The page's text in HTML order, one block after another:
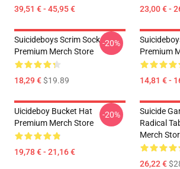
39,51 € - 45,95 € 23,00 € -
Suicideboys Scrim Sock
Premium Merch Store
18,29 €$19.89
-20%
Premium
14,81 € -
Uicideboy Bucket Hat
Premium Merch Store
19,78 € - 21,16 €
-20%
Suicide
Radical
Merch
26,22 €